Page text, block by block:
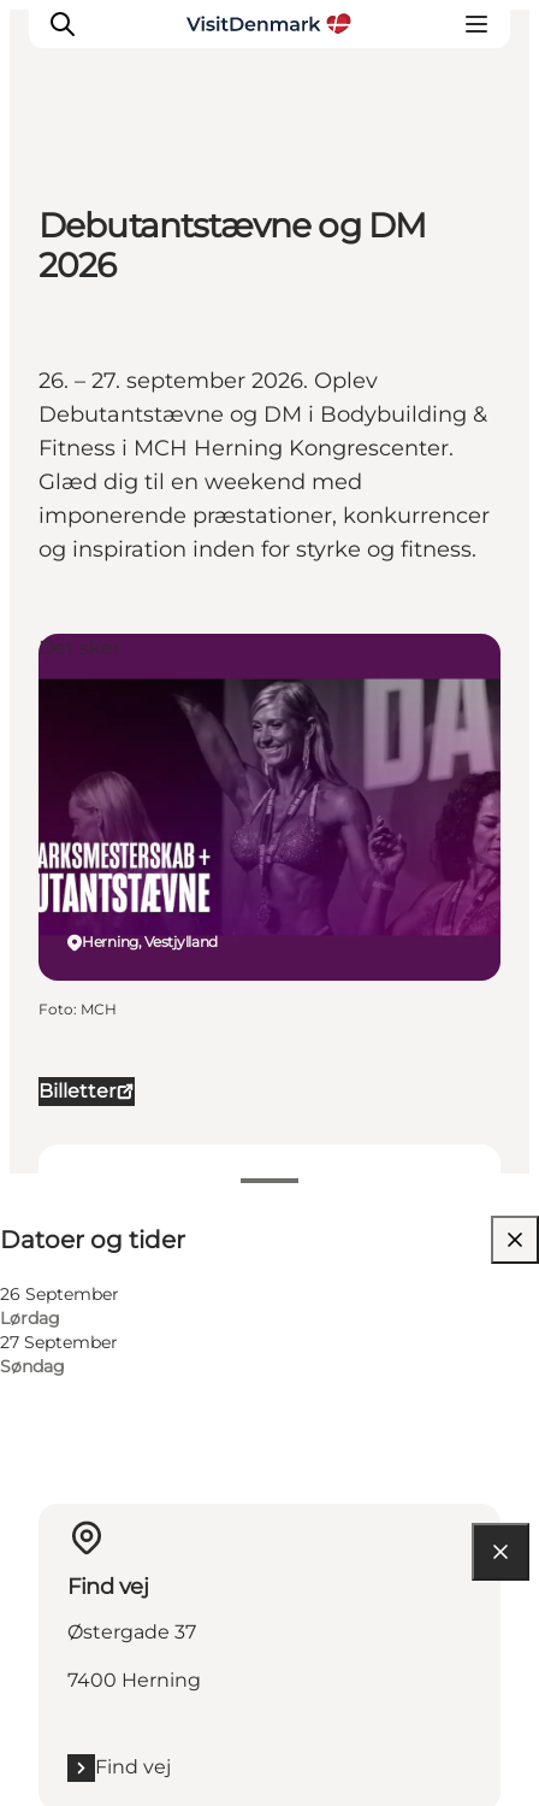
Inspiration
Destinationer
Oplevelser
Debutantstævne og DM
2026
26. – 27. september 2026. Oplev
Debutantstævne og DM i Bodybuilding &
Fitness i MCH Herning Kongrescenter.
Glæd dig til en weekend med
imponerende præstationer, konkurrencer
og inspiration inden for styrke og fitness.
Billetter
Datoer og tider
26 September
Lørdag
27 September
Søndag
Besøg hjemmeside
Min virksomhed, Mig selv, Min partner, Venner,
Herning, Vestjylland
Det sker
Foto: MCH
Find vej
Østergade 37
7400 Herning
Find vej